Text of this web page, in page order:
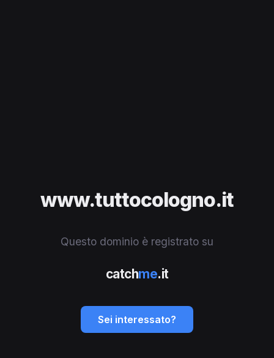
www.tuttocologno.it
Questo dominio è registrato su
catchme.it
Sei interessato?